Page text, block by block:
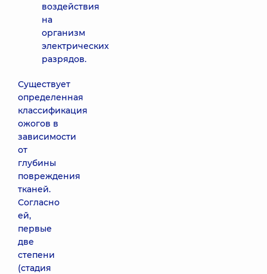
воздействия
на
организм
электрических
разрядов.
Существует
определенная
классификация
ожогов в
зависимости
от
глубины
повреждения
тканей.
Согласно
ей,
первые
две
степени
(стадия